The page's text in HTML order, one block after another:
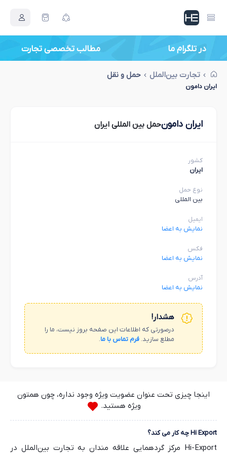
در تلگرام ما مطالب تخصصی تجارت
تجارت بین‌الملل حمل و نقل
ایران دامون
ایران دامونحمل بین المللی ایران
کشور
ایران
نوع حمل
بین المللی
ایمیل
نمایش به اعضا
فکس
نمایش به اعضا
آدرس
نمایش به اعضا
هشدار!
درصورتی که اطلاعات این صفحه بروز نیست، ما را
مطلع سازید. فرم تماس با ما.
اینجا چیزی تحت عنوان عضویت ویژه وجود نداره، چون همتون
ویژه هستید.
Hi Export چه کار می کند؟
Hi-Export مرکز گردهمایی علاقه مندان به تجارت بین‌الملل در